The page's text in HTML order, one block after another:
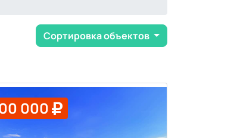
Сортировка объектов
000